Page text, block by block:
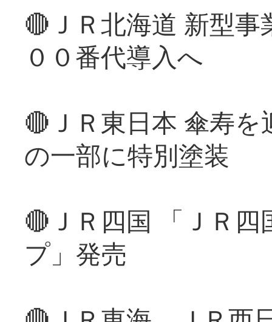
🔴ＪＲ北海道 新型
００番代導入へ
🔴ＪＲ東日本 傘寿
の一部に特別塗装
🔴ＪＲ四国 「ＪＲ
プ」発売